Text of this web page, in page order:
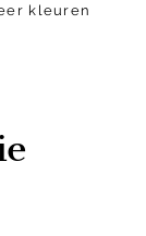
kleuren